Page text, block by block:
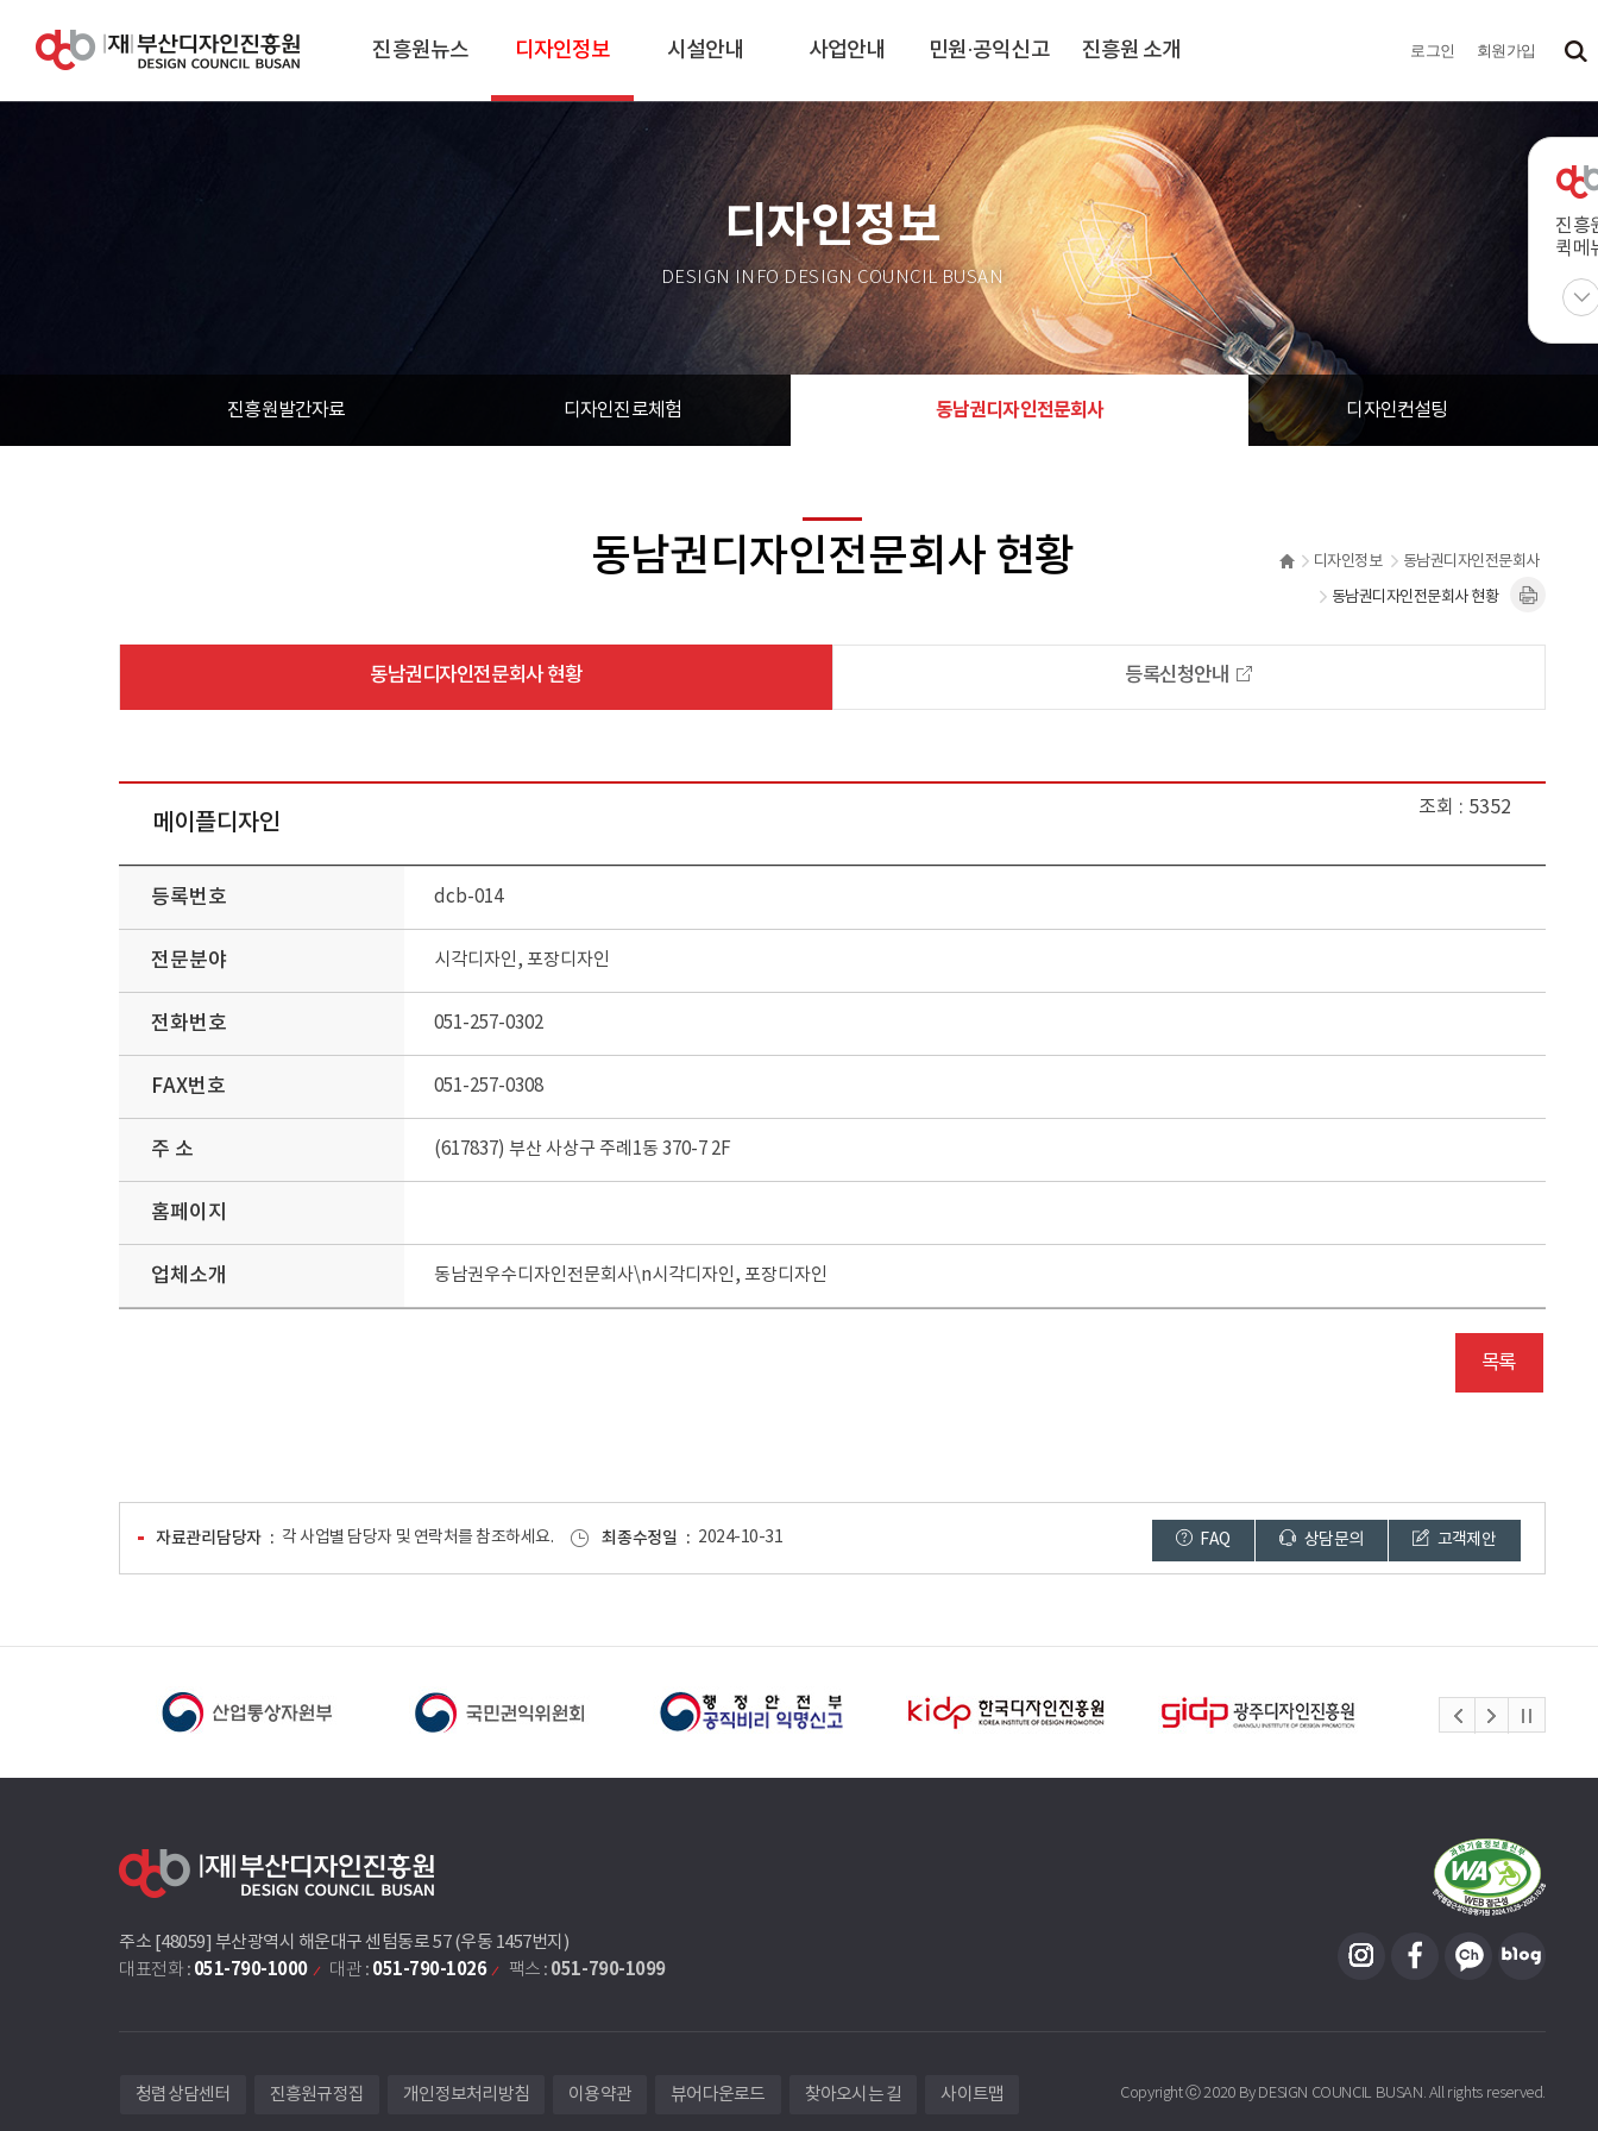
진흥원뉴스 디자인정보 시설안내 사업안내 민원·공익신고 진흥원 소개 로그인 회원가입
진흥
퀵메
디자인정보
DESIGN INFO DESIGN COUNCIL BUSAN
진흥원발간자료 디자인진로체험 동남권디자인전문회사 디자인컨설팅
동남권디자인전문회사 현황 디자인정보
동남권디자인전문회사
동남권디자인전문회사 현황
동남권디자인전문회사 현황 등록신청안내
메이플디자인
조회 5352
등록번호 dcb-014
전문분야 시각디자인, 포장디자인
전화번호 051-257-0302
FAX번호 051-257-0308
주 소 (617837) 부산 사상구 주례1동 370-7 2F
홈페이지
업체소개 동남권우수디자인전문회사\n시각디자인, 포장디자인
목록
자료관리담당자 각 사업별 담당자 및 연락처를 참조하세요. 최종수정일 2024-10-31 FAQ 상담문의 고객제안
주소 [48059] 부산광역시 해운대구 센텀동로 57 (우동 1457번지)
대표전화 : 051-790-1000 대관 : 051-790-1026 팩스 : 051-790-1099
청렴상담센터 진흥원규정집 개인정보처리방침 이용약관 뷰어다운로드 찾아오시는 길 사이트맵 Copyright ⓒ 2020 By DESIGN COUNCIL BUSAN. All rights reserved.